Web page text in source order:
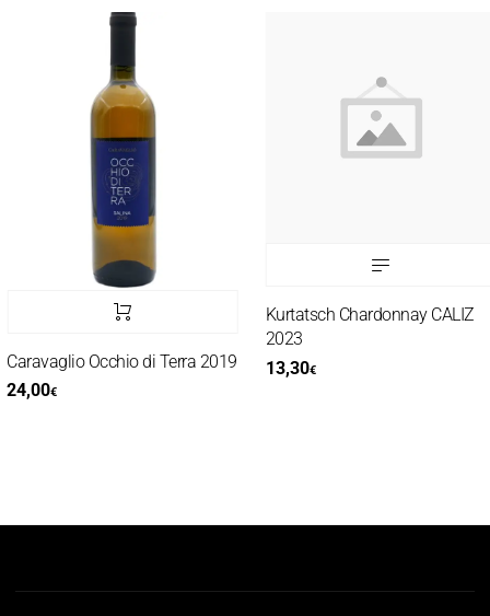
Occhio di Terra 2019
€
Kurtatsch Chardonnay CALIZ
2023
13,30€